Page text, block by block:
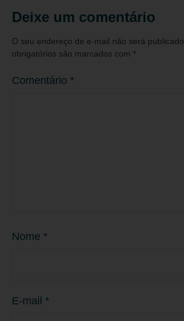
Deixe um comentário
O seu endereço de e-mail não será publicado.
obrigatórios são marcados com *
Comentário *
Nome *
E-mail *